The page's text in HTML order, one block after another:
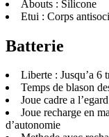
Abouts : Silicone
Etui : Corps
Batterie
Liberte : Jusqu’a 6
Temps de blason
Joue cadre a
Joue recharge en
d’autonomie